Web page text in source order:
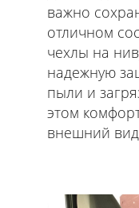
важно
отличном
чехлы на
надежную
пыли и
этом
внешний